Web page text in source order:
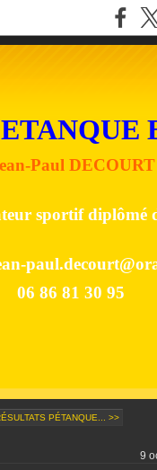
Paul DECOURT
sportif diplômé
06 86 81 30 95
PÉTANQUE... >>
9